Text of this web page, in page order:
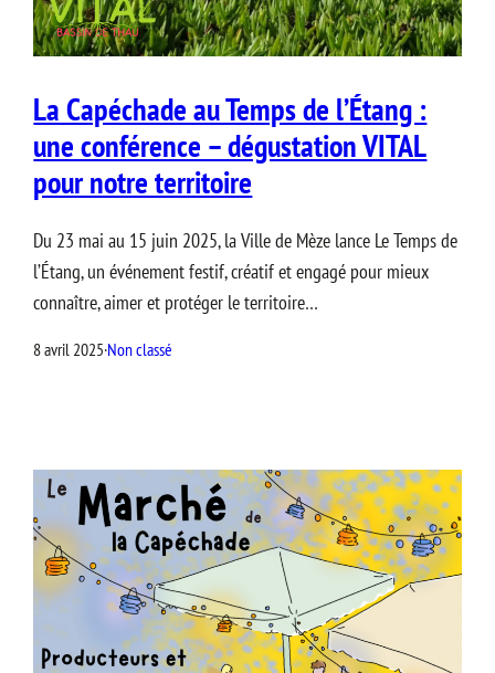
La Capéchade au Temps de l’Étang :
une conférence – dégustation VITAL
pour notre territoire
Du 23 mai au 15 juin 2025, la Ville de Mèze lance Le Temps de
l’Étang, un événement festif, créatif et engagé pour mieux
connaître, aimer et protéger le territoire…
8 avril 2025·Non classé